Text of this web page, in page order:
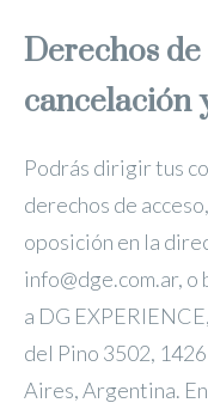
Derechos
cancelación
Podrás dirigir tus
derechos de
oposición en la
info@dge.com.ar,
a DG
del Pino 3502,
Aires, Argentina.